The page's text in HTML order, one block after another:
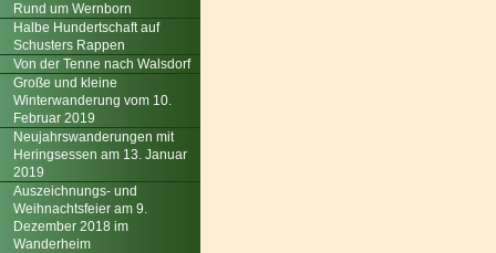
Rund um Wernborn
Halbe Hundertschaft auf
Schusters Rappen
Von der Tenne nach Walsdorf
Große und kleine
Winterwanderung vom 10.
Februar 2019
Neujahrswanderungen mit
Heringsessen am 13. Januar
2019
Auszeichnungs- und
Weihnachtsfeier am 9.
Dezember 2018 im
Wanderheim